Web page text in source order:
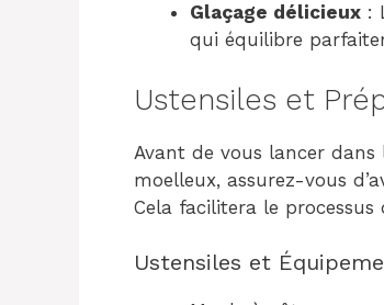
Glaçage délicieux :
qui équilibre
Ustensiles et
Avant de vous lancer
moelleux, assurez-vous
Cela facilitera le
Ustensiles et